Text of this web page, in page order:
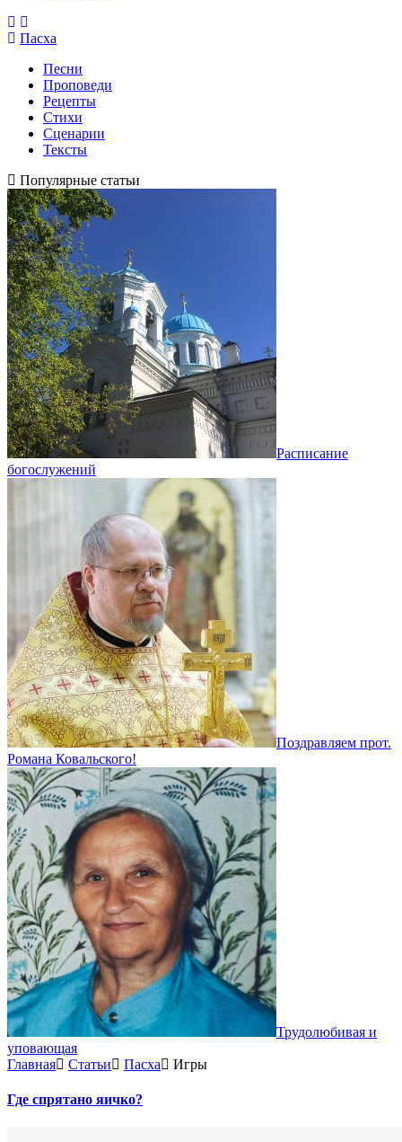
Пасха
Песни
Проповеди
Рецепты
Стихи
Сценарии
Тексты
Популярные статьи
Расписание
богослужений
Поздравляем прот.
Романа Ковальского!
Трудолюбивая и
уповающая
Главная
Статьи Пасха Игры
Где спрятано яичко?